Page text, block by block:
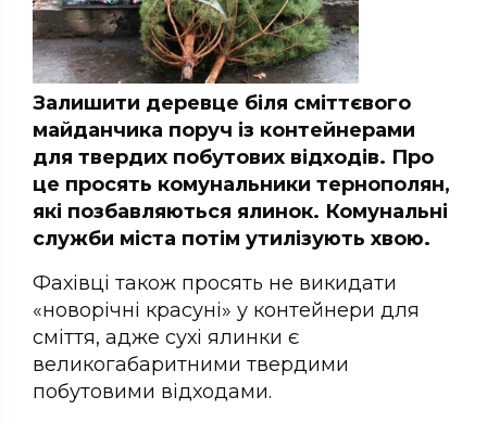
Залишити деревце біля сміттєвого
майданчика поруч із контейнерами
для твердих побутових відходів. Про
це просять комунальники тернополян,
які позбавляються ялинок. Комунальні
служби міста потім утилізують хвою.
Фахівці також просять не викидати
«новорічні красуні» у контейнери для
сміття, адже сухі ялинки є
великогабаритними твердими
побутовими відходами.